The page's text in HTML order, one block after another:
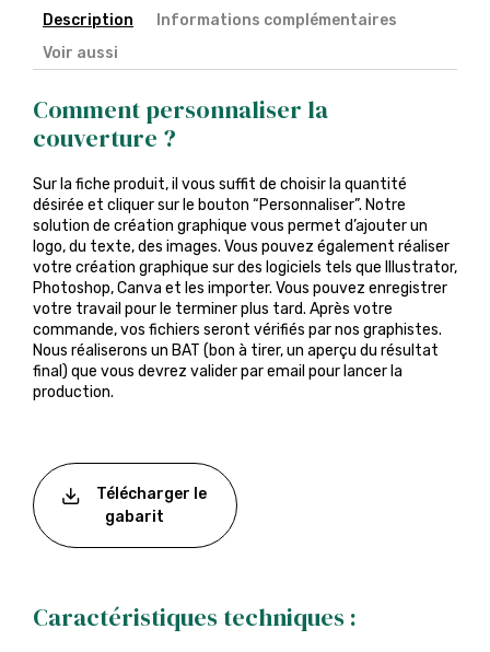
Description
Informations complémentaires
Voir aussi
Comment personnaliser la
couverture ?
Sur la fiche produit, il vous suffit de choisir la quantité
désirée et cliquer sur le bouton “Personnaliser”. Notre
solution de création graphique vous permet d’ajouter un
logo, du texte, des images. Vous pouvez également réaliser
votre création graphique sur des logiciels tels que Illustrator,
Photoshop, Canva et les importer. Vous pouvez enregistrer
votre travail pour le terminer plus tard. Après votre
commande, vos fichiers seront vérifiés par nos graphistes.
Nous réaliserons un BAT (bon à tirer, un aperçu du résultat
final) que vous devrez valider par email pour lancer la
production.
Télécharger le
gabarit
Caractéristiques techniques :